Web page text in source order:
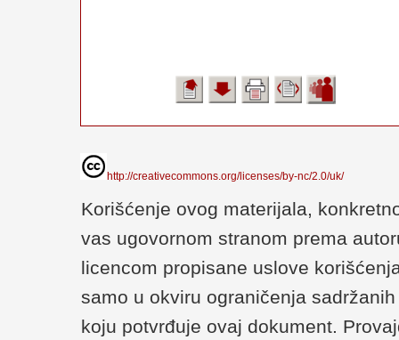
http://creativecommons.org/licenses/by-nc/2.0/uk/
Korišćenje ovog materijala,
vas ugovornom stranom prema
licencom propisane uslove
samo u okviru ograničenja
koju potvrđuje ovaj dokument.